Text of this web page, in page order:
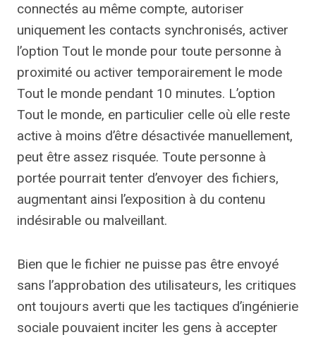
connectés au même compte, autoriser
uniquement les contacts synchronisés, activer
l’option Tout le monde pour toute personne à
proximité ou activer temporairement le mode
Tout le monde pendant 10 minutes. L’option
Tout le monde, en particulier celle où elle reste
active à moins d’être désactivée manuellement,
peut être assez risquée. Toute personne à
portée pourrait tenter d’envoyer des fichiers,
augmentant ainsi l’exposition à du contenu
indésirable ou malveillant.
Bien que le fichier ne puisse pas être envoyé
sans l’approbation des utilisateurs, les critiques
ont toujours averti que les tactiques d’ingénierie
sociale pouvaient inciter les gens à accepter